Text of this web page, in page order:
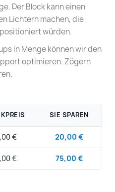
Der Block kann einen
Lichtern machen, die
würden.
in Menge können wir den
optimieren. Zögern
SIE SPAREN
€ 20,00 €
€ 75,00 €